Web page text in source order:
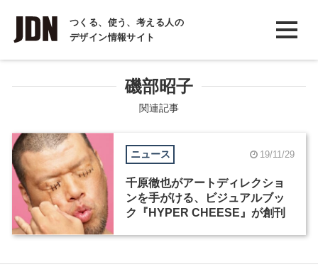
つくる、使う、考える人の
デザイン情報サイト
INTERVIEW
インタビュー
COLUMN
コラム
磯部昭子
関連記事
ニュース 19/11/29
千原徹也がアートディレクショ
ンを手がける、ビジュアルブッ
ク『HYPER CHEESE』が創刊